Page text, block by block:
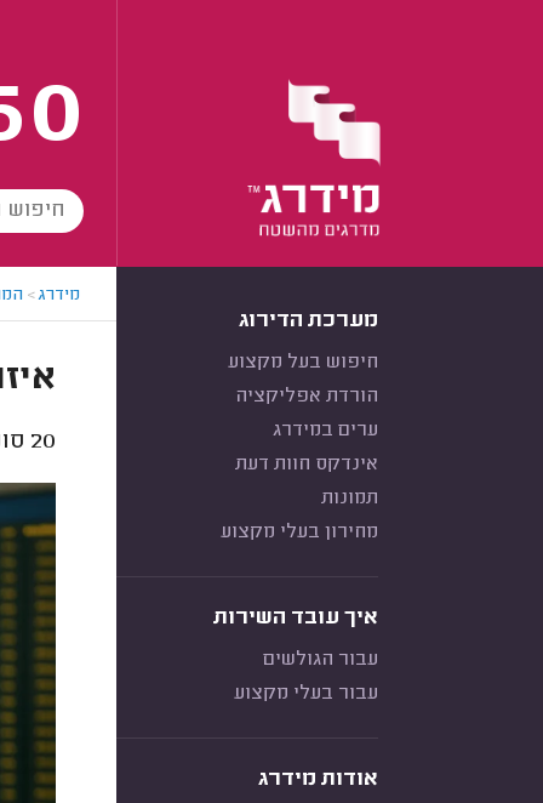
מערכת הדירוג
חיפוש בעל מקצוע
הורדת אפליקציה
ערים במידרג
אינדקס חוות דעת
תמונות
מחירון בעלי מקצוע
איך עובד השירות
עבור הגולשים
עבור בעלי מקצוע
אודות מידרג
מידרג>
20